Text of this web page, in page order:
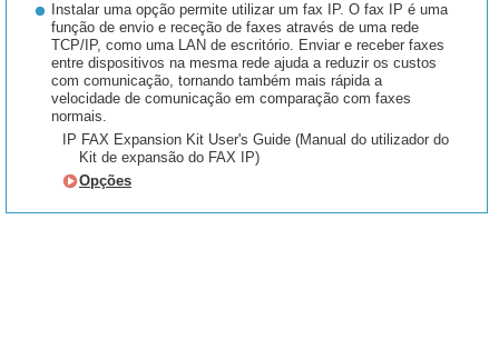
Instalar uma opção permite utilizar um fax IP. O fax IP é uma
função de envio e receção de faxes através de uma rede
TCP/IP, como uma LAN de escritório. Enviar e receber faxes
entre dispositivos na mesma rede ajuda a reduzir os custos
com comunicação, tornando também mais rápida a
velocidade de comunicação em comparação com faxes
normais.
IP FAX Expansion Kit User's Guide (Manual do utilizador do
Kit de expansão do FAX IP)
Opções